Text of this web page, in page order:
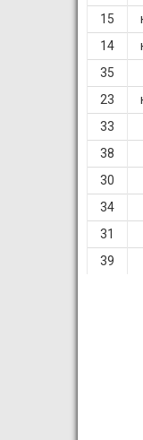
15
14
35
23
33
38
30
34
31
39